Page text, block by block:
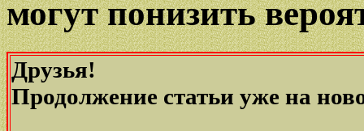
могут понизить
Друзья!
Продолжение статьи уже на